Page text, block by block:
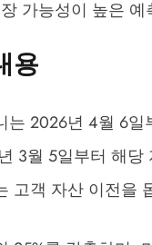
가능성이 높은
용
는 2026년 4월 6일
3월 5일부터 해당
고객 자산 이전을